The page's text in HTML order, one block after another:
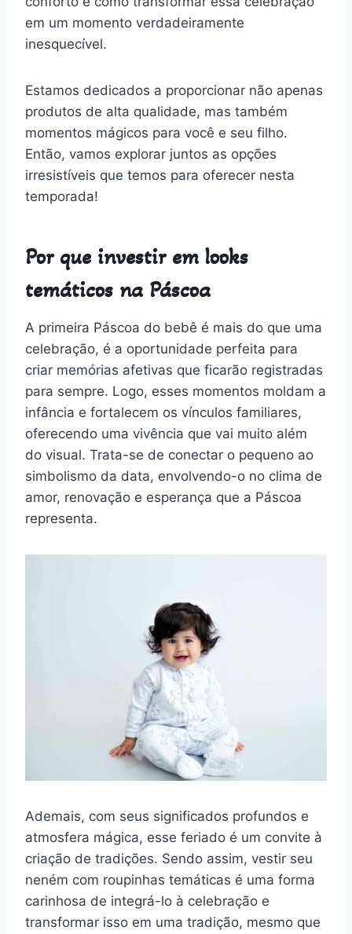
em um momento verdadeiramente
inesquecível.
Estamos dedicados a proporcionar não apenas
produtos de alta qualidade, mas também
momentos mágicos para você e seu filho.
Então, vamos explorar juntos as opções
irresistíveis que temos para oferecer nesta
temporada!
Por que investir em looks
temáticos na Páscoa
A primeira Páscoa do bebê é mais do que uma
celebração, é a oportunidade perfeita para
criar memórias afetivas que ficarão registradas
para sempre. Logo, esses momentos moldam a
infância e fortalecem os vínculos familiares,
oferecendo uma vivência que vai muito além
do visual. Trata-se de conectar o pequeno ao
simbolismo da data, envolvendo-o no clima de
amor, renovação e esperança que a Páscoa
representa.
Ademais, com seus significados profundos e
atmosfera mágica, esse feriado é um convite à
criação de tradições. Sendo assim, vestir seu
neném com roupinhas temáticas é uma forma
carinhosa de integrá-lo à celebração e
transformar isso em uma tradição, mesmo que